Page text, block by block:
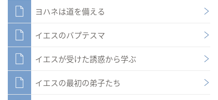
ヨハネは道を備える
イエスのバプテスマ
イエスが受けた誘惑から学ぶ
イエスの最初の弟子たち